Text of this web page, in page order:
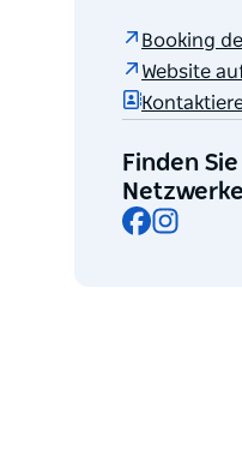
Booking
Website
Finden
Facebook